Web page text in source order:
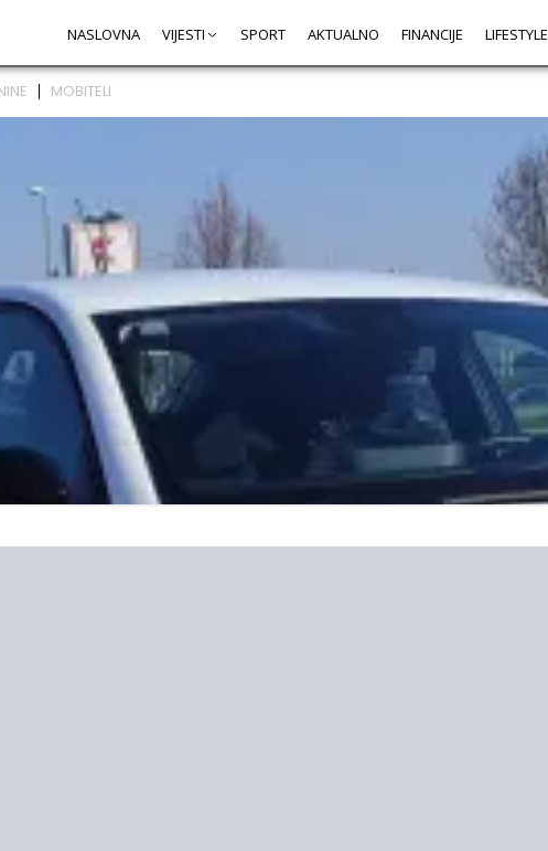
NASLOVNA VIJESTI SPORT AKTUALNO FINANCIJE LIFESTYLE